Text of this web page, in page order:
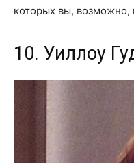
которых вы, возможно,
10. Уиллоу